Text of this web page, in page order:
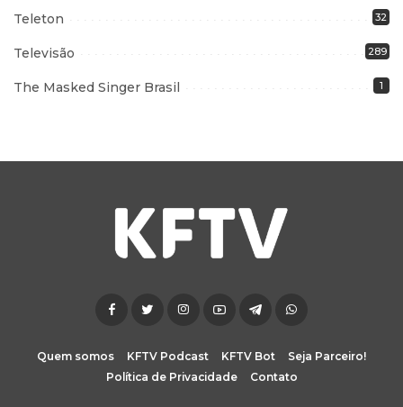
Teleton 32
Televisão 289
The Masked Singer Brasil 1
Quem somos KFTV Podcast KFTV Bot
Seja Parceiro!
Política de Privacidade
Contato